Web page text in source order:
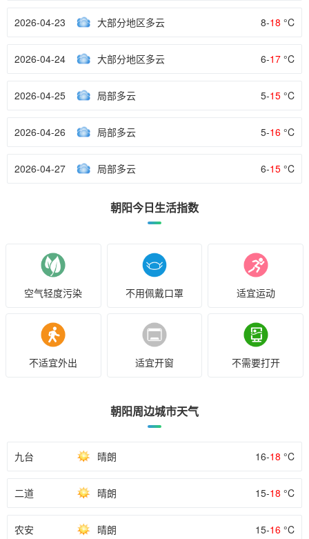
2026-04-23 大部分地区多云 8-18 °C
2026-04-24 大部分地区多云 6-17 °C
2026-04-25 局部多云 5-15 °C
2026-04-26 局部多云 5-16 °C
2026-04-27 局部多云 6-15 °C
朝阳今日生活指数
空气轻度污染 不用佩戴口罩 适宜运动
不适宜外出 适宜开窗 不需要打开
朝阳周边城市天气
九台 晴朗 16-18 °C
二道 晴朗 15-18 °C
农安 晴朗 15-16 °C